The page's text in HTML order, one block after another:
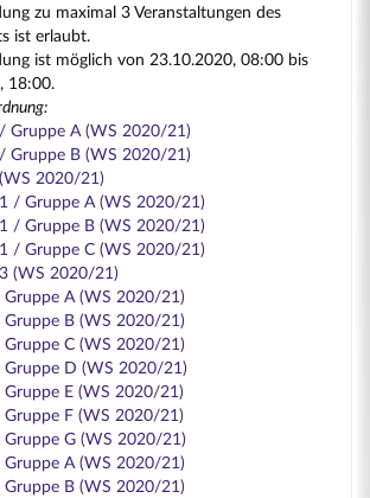
zu maximal 3 Veranstaltungen des
ist erlaubt.
ist möglich von 23.10.2020, 08:00 bis
18:00.
Gruppe A (WS 2020/21)
Gruppe B (WS 2020/21)
2020/21)
/ Gruppe A (WS 2020/21)
/ Gruppe B (WS 2020/21)
/ Gruppe C (WS 2020/21)
(WS 2020/21)
Gruppe A (WS 2020/21)
Gruppe B (WS 2020/21)
Gruppe C (WS 2020/21)
Gruppe D (WS 2020/21)
Gruppe E (WS 2020/21)
Gruppe F (WS 2020/21)
Gruppe G (WS 2020/21)
Gruppe A (WS 2020/21)
Gruppe B (WS 2020/21)